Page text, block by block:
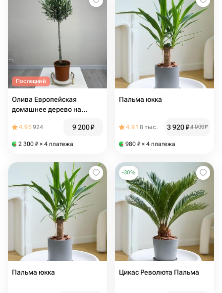
Последний
Олива Европейская
домашнее дерево на
комнатные цветы на
4.95924 9 200₽
2 300 ₽ × 4 платежа
Пальма юкка
4.91 8 тыс. 3 920₽4 000₽
980 ₽ × 4 платежа
Пальма юкка
-30%
Цикас Революта Пальма